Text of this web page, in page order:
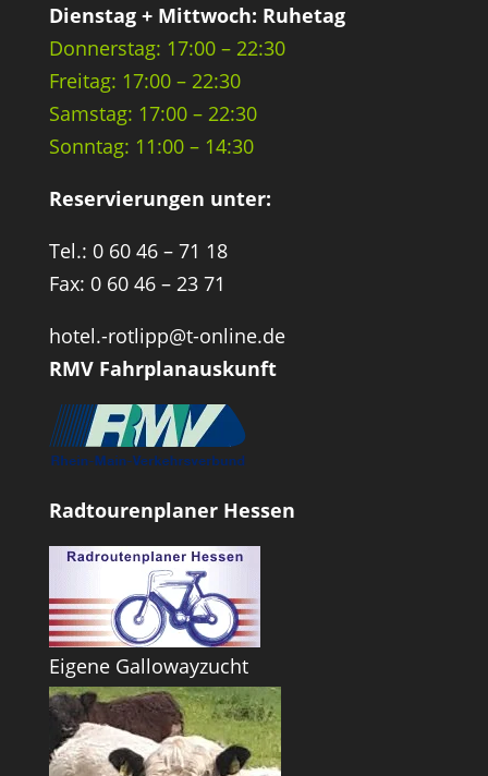
Dienstag + Mittwoch: Ruhetag
Donnerstag: 17:00 – 22:30
Freitag: 17:00 – 22:30
Samstag: 17:00 – 22:30
Sonntag: 11:00 – 14:30
Reservierungen unter:
Tel.: 0 60 46 – 71 18
Fax: 0 60 46 – 23 71
hotel.-rotlipp@t-online.de
RMV Fahrplanauskunft
Radtourenplaner Hessen
Eigene Gallowayzucht